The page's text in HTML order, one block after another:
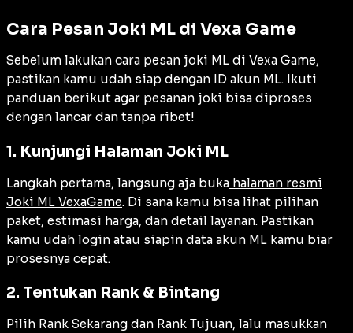
Cara Pesan Joki ML di Vexa Game
Sebelum lakukan cara pesan joki ML di Vexa Game,
pastikan kamu udah siap dengan ID akun ML. Ikuti
panduan berikut agar pesanan joki bisa diproses
dengan lancar dan tanpa ribet!
1. Kunjungi Halaman Joki ML
Langkah pertama, langsung aja buka halaman resmi
Joki ML VexaGame. Di sana kamu bisa lihat pilihan
paket, estimasi harga, dan detail layanan. Pastikan
kamu udah login atau siapin data akun ML kamu biar
prosesnya cepat.
2. Tentukan Rank & Bintang
Pilih Rank Sekarang dan Rank Tujuan, lalu masukkan